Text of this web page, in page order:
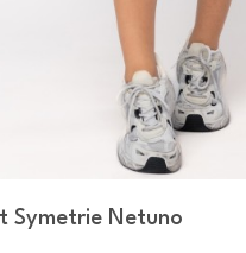
Symetrie Netuno